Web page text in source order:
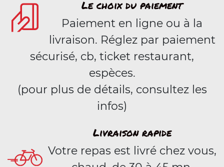
Le choix du paiement
Paiement en ligne ou à la
livraison. Réglez par paiement
sécurisé, cb, ticket restaurant,
espèces.
(pour plus de détails, consultez les
infos)
Livraison rapide
Votre repas est livré chez vous,